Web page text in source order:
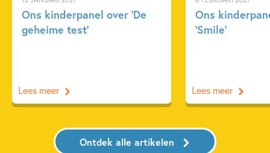
Ons kinderpanel over ‘De
geheime test’
Lees meer
Ons
‘Smile’
Lees meer
Ontdek alle artikelen